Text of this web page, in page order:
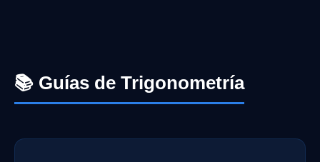
📚 Guías de Trigonometría